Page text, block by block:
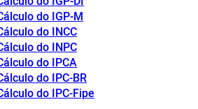
do IGP-M
do INCC
do INPC
do IPCA
do IPC-BR
do IPC-Fipe